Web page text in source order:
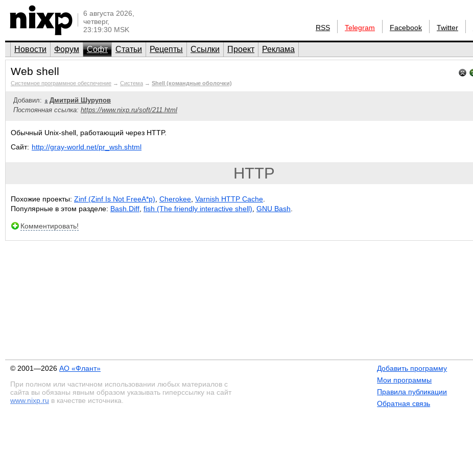
6 августа 2026,
четверг,
23:19:30 MSK
RSS Telegram Facebook Twitter
Новости Форум Софт Статьи Рецепты Ссылки Проект Реклама
Web shell
Системное программное обеспечение → Система → Shell (командные оболочки)
Добавил:
Дмитрий Шурупов
Постоянная ссылка: https://www.nixp.ru/soft/211.html
Обычный Unix-shell, работающий через HTTP.
Сайт: http://gray-world.net/pr_wsh.shtml
HTTP
Похожие проекты: Zinf (Zinf Is Not FreeA*p) Cherokee Varnish HTTP Cache
Популярные в этом разделе: Bash.Diff fish (The friendly interactive shell) GNU Bash
Комментировать!
© 2001—2026 АО «Флант»
При полном или частичном использовании любых материалов с
сайта вы обязаны явным образом указывать гиперссылку на сайт
www.nixp.ru в качестве источника.
Добавить программу
Мои программы
Правила публикации
Обратная связь